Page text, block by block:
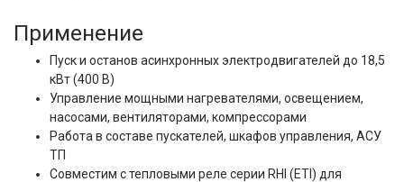
Применение
Пуск и останов асинхронных электродвигателей до 18,5
кВт (400 В)
Управление мощными нагревателями, освещением,
насосами, вентиляторами, компрессорами
Работа в составе пускателей, шкафов управления, АСУ
ТП
Совместим с тепловыми реле серии RHI (ETI) для